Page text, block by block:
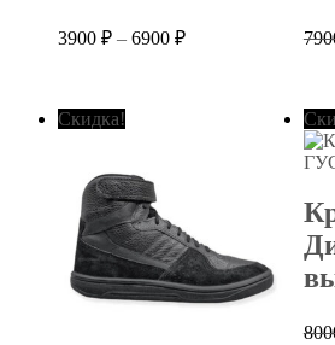
3900 ₽ – 6900 ₽Диапазон
Скидка!